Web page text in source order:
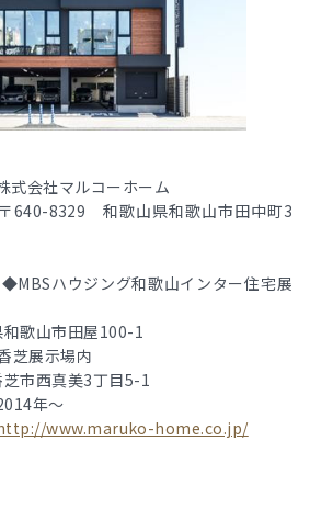
ルコーホーム
8329 和歌山県和歌山市田中町3
ジング和歌山インター住宅展
歌山市田屋100-1
芝展示場内
市西真美3丁目5-1
年～
www.maruko-home.co.jp/